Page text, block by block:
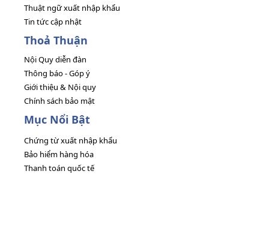
Thuật ngữ xuất nhập khẩu
Tin tức cập nhật
Thoả Thuận
Nội Quy diễn đàn
Thông báo - Góp ý
Giới thiệu & Nội quy
Chính sách bảo mật
Mục Nổi Bật
Chứng từ xuất nhập khẩu
Bảo hiểm hàng hóa
Thanh toán quốc tế